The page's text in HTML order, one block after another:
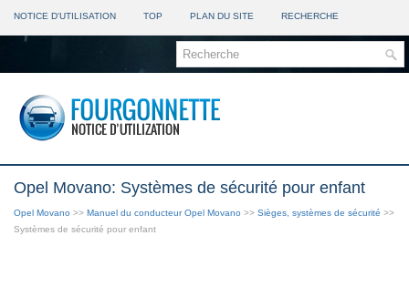
NOTICE D'UTILISATION TOP PLAN DU SITE RECHERCHE
Opel Movano: Systèmes de sécurité pour enfant
Opel Movano >> Manuel du conducteur Opel Movano >> Sièges, systèmes de sécurité >>
Systèmes de sécurité pour enfant